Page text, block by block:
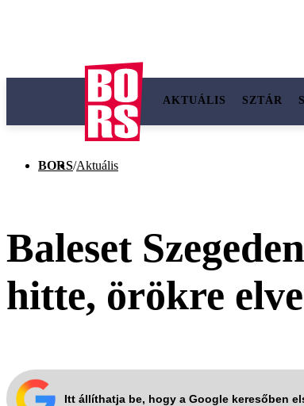
AKTUÁLIS SZTÁR
BORS/Aktuális
Baleset
hitte, örökre
Itt állíthatja be, hogy a Google keresőben